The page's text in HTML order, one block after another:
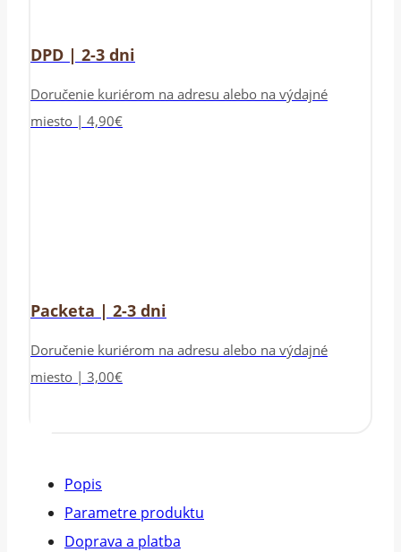
DPD | 2-3 dni
Doručenie kuriérom na adresu alebo na výdajné
miesto | 4,90€
Packeta | 2-3 dni
Doručenie kuriérom na adresu alebo na výdajné
miesto | 3,00€
Popis
Parametre produktu
Doprava a platba